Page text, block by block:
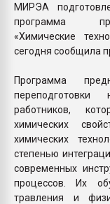
МИРЭА
программа
«Химические
сегодня сообщила
Программа
переподготовки
работников,
химических
химических
степенью
современных
процессов. Их
травления и